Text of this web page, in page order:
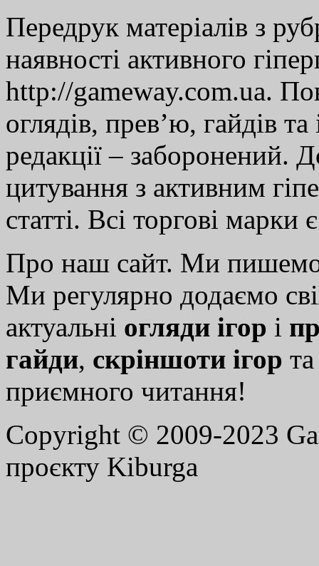
Передрук матеріалів з
наявності активного
http://gameway.com.ua.
оглядів, прев’ю, гайдів
редакції – заборонений.
цитування з активним
статті. Всі торгові марки
Про наш сайт. Ми
Ми регулярно додаємо
актуальні огляди ігор і
гайди, скріншоти ігор
приємного читання!
Copyright © 2009-2023
проєкту Kiburga